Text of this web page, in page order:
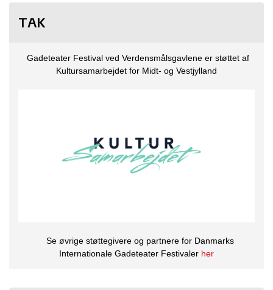
TAK
Gadeteater Festival ved Verdensmålsgavlene er støttet af
Kultursamarbejdet for Midt- og Vestjylland
Se øvrige støttegivere og partnere for Danmarks
Internationale Gadeteater Festivaler her